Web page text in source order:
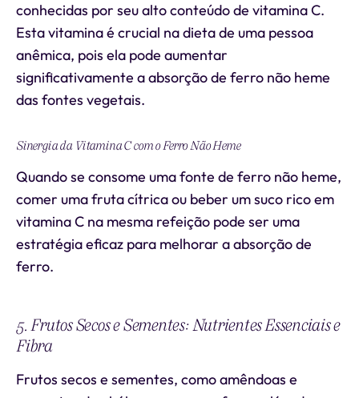
conhecidas por seu alto conteúdo de vitamina C.
Esta vitamina é crucial na dieta de uma pessoa
anêmica, pois ela pode aumentar
significativamente a absorção de ferro não heme
das fontes vegetais.
Sinergia da Vitamina C com o Ferro Não Heme
Quando se consome uma fonte de ferro não heme,
comer uma fruta cítrica ou beber um suco rico em
vitamina C na mesma refeição pode ser uma
estratégia eficaz para melhorar a absorção de
ferro.
5. Frutos Secos e Sementes: Nutrientes Essenciais e
Fibra
Frutos secos e sementes, como amêndoas e